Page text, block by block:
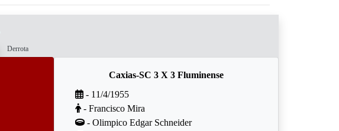
Derrota
Caxias-SC 3 X 3 Fluminense
- 11/4/1955
- Francisco Mira
- Olimpico Edgar Schneider